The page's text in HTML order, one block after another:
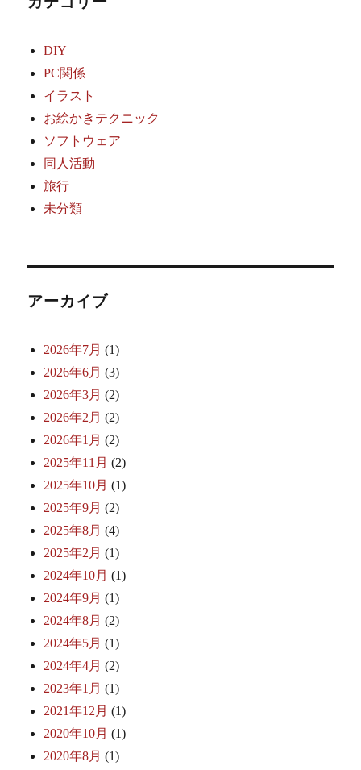
DIY
PC関係
イラスト
お絵かきテクニック
ソフトウェア
同人活動
旅行
未分類
アーカイブ
2026年7月 (1)
2026年6月 (3)
2026年3月 (2)
2026年2月 (2)
2026年1月 (2)
2025年11月 (2)
2025年10月 (1)
2025年9月 (2)
2025年8月 (4)
2025年2月 (1)
2024年10月 (1)
2024年9月 (1)
2024年8月 (2)
2024年5月 (1)
2024年4月 (2)
2023年1月 (1)
2021年12月 (1)
2020年10月 (1)
2020年8月 (1)